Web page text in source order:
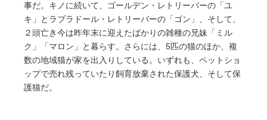
事だ。キノに続いて、ゴールデン・レトリーバーの「ユ
キ」とラブラドール・レトリーバーの「ゴン」、そして、
２頭亡き今は昨年末に迎えたばかりの雑種の兄妹「ミル
ク」「マロン」と暮らす。さらには、5匹の猫のほか、複
数の地域猫が家を出入りしている。いずれも、ペットショ
ップで売れ残っていたり飼育放棄された保護犬、そして保
護猫だ。